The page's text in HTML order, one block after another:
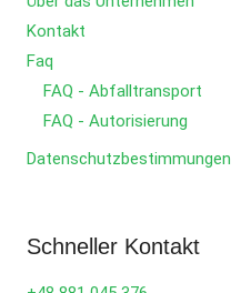
Kontakt
Faq
FAQ - Abfalltransport
FAQ - Autorisierung
Datenschutzbestimmungen
Schneller Kontakt